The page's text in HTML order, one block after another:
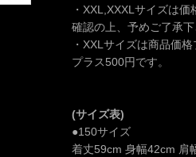
・XXL,XXXLサイズは
確認の上、予めご了承下
・XXLサイズは商品価
プラス500円です。
(サイズ表)
●150サイズ
着丈59cm 身幅42cm 肩